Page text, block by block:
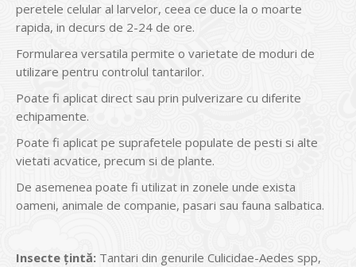
peretele celular al larvelor, ceea ce duce la o moarte
rapida, in decurs de 2-24 de ore.
Formularea versatila permite o varietate de moduri de
utilizare pentru controlul tantarilor.
Poate fi aplicat direct sau prin pulverizare cu diferite
echipamente.
Poate fi aplicat pe suprafetele populate de pesti si alte
vietati acvatice, precum si de plante.
De asemenea poate fi utilizat in zonele unde exista
oameni, animale de companie, pasari sau fauna salbatica.
Insecte țintă: Tantari din genurile Culicidae-Aedes spp,